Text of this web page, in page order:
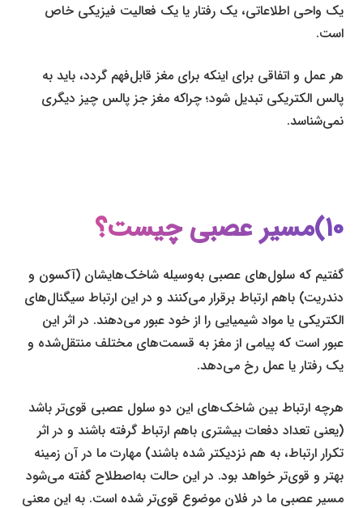
یک واحى اطلاعاتی، یک رفتار یا یک فعالیت فیزیکی خاص
است.
هر عمل و اتفاقی برای اینکه برای مغز قابل‌فهم گردد، باید به
پالس الکتریکی تبدیل شود؛ چراکه مغز جز پالس چیز دیگری
نمی‌شناسد.
۱۰)مسیر عصبی چیست؟
گفتیم که سلول‌های عصبی به‌وسیله شاخک‌هایشان (آکسون و
دندریت) باهم ارتباط برقرار می‌کنند و در این ارتباط سیگنال‌های
الکتریکی یا مواد شیمیایی را از خود عبور می‌دهند. در اثر این
عبور است که پیامی از مغز به قسمت‌های مختلف منتقل‌شده و
یک رفتار یا عمل رخ می‌دهد.
هرچه ارتباط بین شاخک‌های این دو سلول عصبی قوی‌تر باشد
(یعنی تعداد دفعات بیشتری باهم ارتباط گرفته باشند و در اثر
تکرار ارتباط، به هم نزدیک­تر شده­ باشند) مهارت ما در آن زمینه
بهتر و قوی‌تر خواهد بود. در این حالت به‌اصطلاح گفته می‌شود
مسیر عصبی ما در فلان موضوع قوی‌تر شده است. به این معنی